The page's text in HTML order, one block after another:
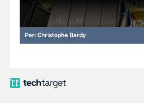
Par: Christophe Bardy